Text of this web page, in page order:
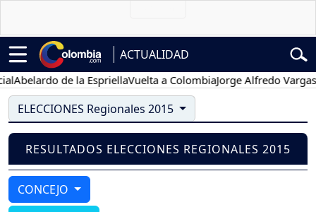
ACTUALIDAD
Abelardo de la EspriellaVuelta a ColombiaJorge Alfredo Vargas
ELECCIONES Regionales 2015
RESULTADOS ELECCIONES REGIONALES 2015
CONCEJO